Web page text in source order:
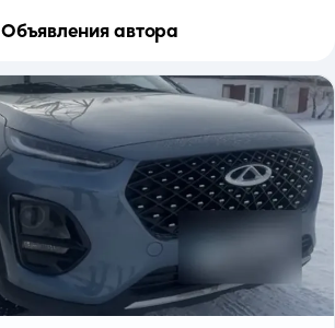
Объявления автора